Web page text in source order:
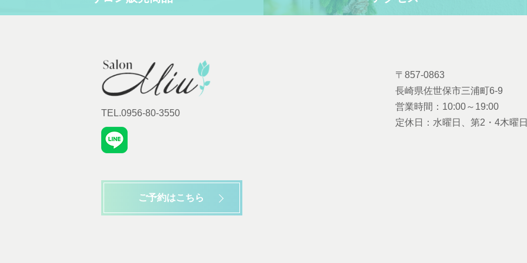
TEL.0956-80-3550
ご予約はこちら
〒857-0863
長崎県佐世保市三浦町6-9
営業時間：10:00～19:00
定休日：水曜日、第2・4木曜